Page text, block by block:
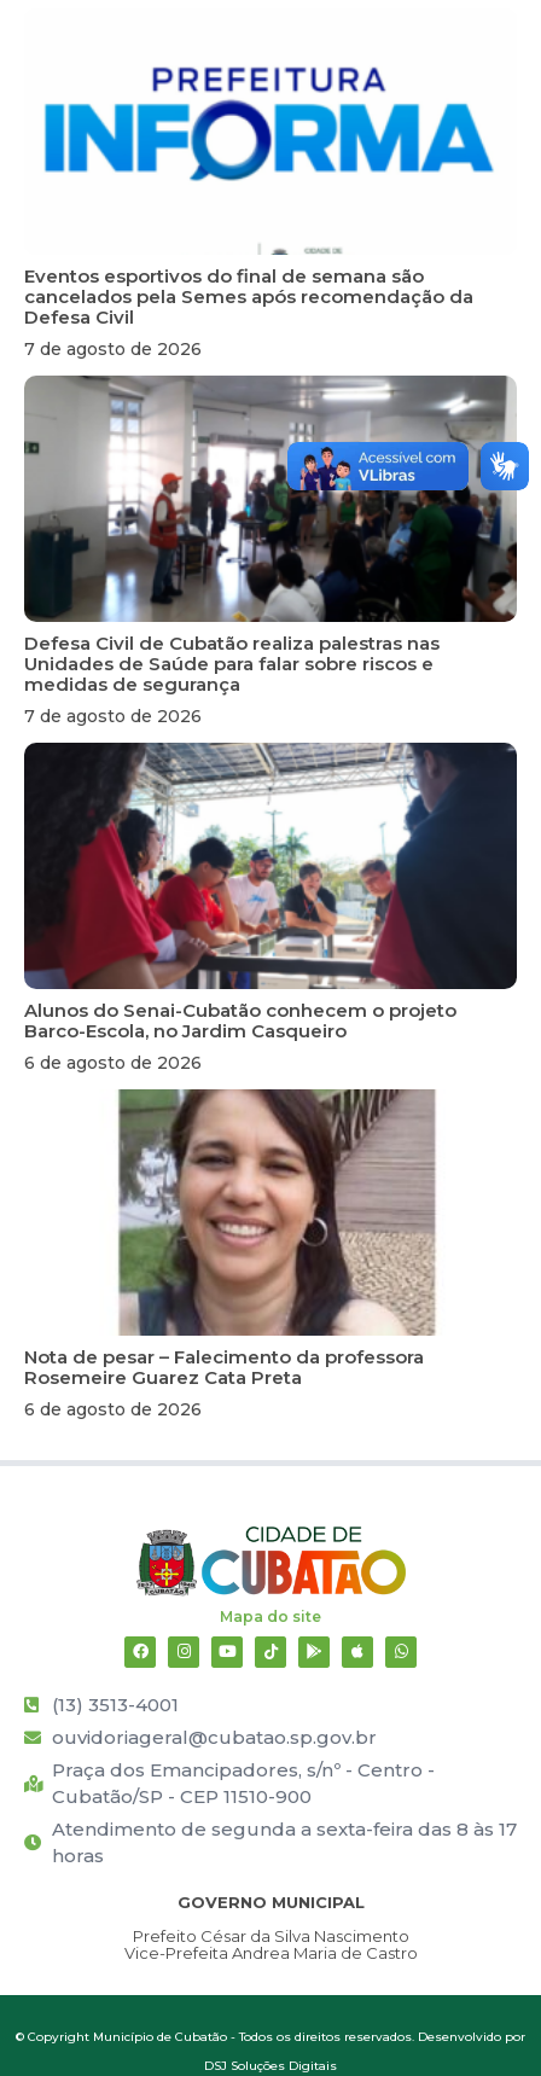
Eventos esportivos do final de semana são
cancelados pela Semes após recomendação da
Defesa Civil
7 de agosto de 2026
Defesa Civil de Cubatão realiza palestras nas
Unidades de Saúde para falar sobre riscos e
medidas de segurança
7 de agosto de 2026
Alunos do Senai-Cubatão conhecem o projeto
Barco-Escola, no Jardim Casqueiro
6 de agosto de 2026
Nota de pesar – Falecimento da professora
Rosemeire Guarez Cata Preta
6 de agosto de 2026
Mapa do site
(13) 3513-4001
ouvidoriageral@cubatao.sp.gov.br
Praça dos Emancipadores, s/nº - Centro -
Cubatão/SP - CEP 11510-900
Atendimento de segunda a sexta-feira das 8 às 17
horas
GOVERNO MUNICIPAL
Prefeito César da Silva Nascimento
Vice-Prefeita Andrea Maria de Castro
© Copyright Município de Cubatão - Todos os direitos reservados. Desenvolvido por
DSJ Soluções Digitais